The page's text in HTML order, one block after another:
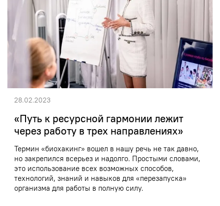
«Путь к ресурсной гармонии лежит
через работу в трех направлениях»
Термин «биохакинг» вошел в нашу речь не так давно,
но закрепился всерьез и надолго. Простыми словами,
это использование всех возможных способов,
технологий, знаний и навыков для «перезапуска»
организма для работы в полную силу.
28.02.2023